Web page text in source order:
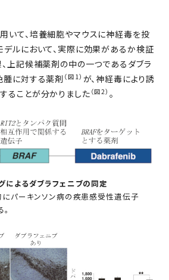
いて、培養細胞やマウスに神経毒を投
デルにおいて、実際に効果があるか検証
、上記候補薬剤の中の一つであるダブラ
腫に対する薬剤 （図1） が、神経毒により誘
ることが分かりました （図2） 。
よるダブラフェニブの同定
にパーキンソン病の疾患感受性遺伝子